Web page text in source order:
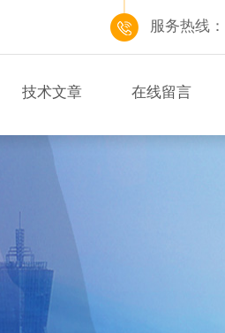
服务热线：
技术文章 在线留言